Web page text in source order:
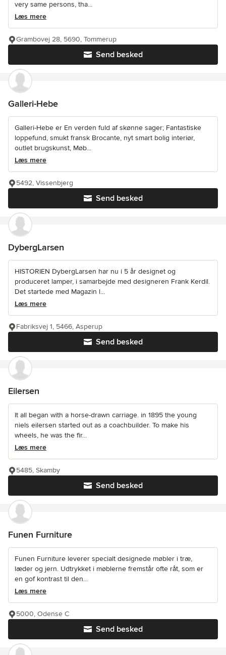
very same persons, tha...
Læs mere
Send besked
Grambovej 28, 5690, Tommerup
Galleri-Hebe
Galleri-Hebe er En verden fuld af skønne sager; Fantastiske
loppefund, smukt fransk Brocante, nyt smart bolig interiør,
outlet brugskunst, Møb...
Læs mere
Send besked
5492, Vissenbjerg
DybergLarsen
HISTORIEN DybergLarsen har nu i 5 år designet og
produceret lamper, i samarbejde med designeren Frank Kerdil.
Det startede med Magazin l...
Læs mere
Send besked
Fabriksvej 1, 5466, Asperup
Eilersen
It all began with a horse-drawn carriage. in 1895 the young
niels eilersen started out as a coachbuilder. To make his
wheels, he was the fir...
Læs mere
Send besked
5485, Skamby
Funen Furniture
Funen Furniture leverer specialt designede møbler i træ,
læder og jern. Udtrykket i møblerne fremstår ofte råt, som er
en gof kontrast til den...
Læs mere
Send besked
5000, Odense C